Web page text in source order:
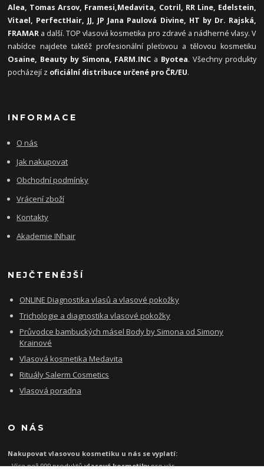
Alea, Tomas Arsov, Framesi,Medavita, Cotril, RR Line, Edelstein,
Vitael, PerfectHair, JJ, JP Jana Paulová Divine, HT by Dr. Rajská,
FRAMAR a další. TOP vlasová kosmetika pro zdravé a nádherné vlasy. V
nabídce najdete taktéž profesionální pleťovou a tělovou kosmetiku
Osaine, Beauty by Simona, FARM.INC a Byotea. Všechny produkty
pocházejí z oficiální distribuce určené pro ČR/EU.
INFORMACE
O nás
Jak nakupovat
Obchodní podmínky
Vrácení zboží
Kontakty
Akademie INhair
NEJČTENĚJŠÍ
ONLINE Diagnostika vlasů a vlasové pokožky
Trichologie a diagnostika vlasové pokožky
Průvodce bambuckých másel Body by Simona od Simony
Krainové
Vlasová kosmetika Medavita
Rituály Salerm Cosmetics
Vlasová poradna
O NÁS
Nakupovat vlasovou kosmetiku u nás se vyplatí:
- Více než 999 produktůvlasové kosmetikypro vás